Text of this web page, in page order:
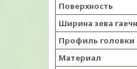
Поверхность
Ширина зева
Профиль головки
Материал